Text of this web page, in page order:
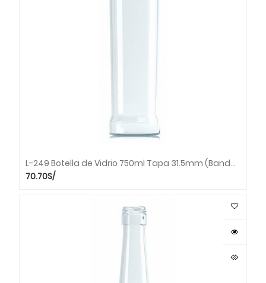
L-249 Botella de Vidrio 750ml Tapa 31.5mm (Bandeja x 33 unds.)
S/
70.70